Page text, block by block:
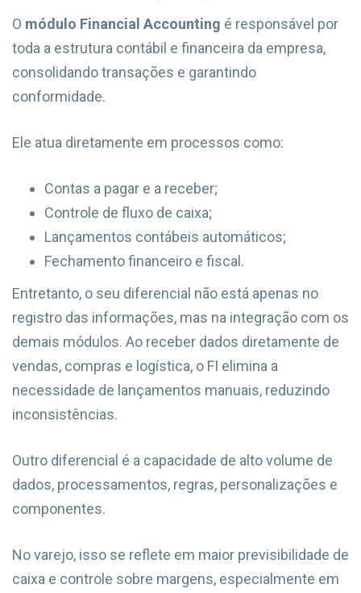
O módulo Financial Accounting é responsável por
toda a estrutura contábil e financeira da empresa,
consolidando transações e garantindo
conformidade.
Ele atua diretamente em processos como:
Contas a pagar e a receber;
Controle de fluxo de caixa;
Lançamentos contábeis automáticos;
Fechamento financeiro e fiscal.
Entretanto, o seu diferencial não está apenas no
registro das informações, mas na integração com os
demais módulos. Ao receber dados diretamente de
vendas, compras e logística, o FI elimina a
necessidade de lançamentos manuais, reduzindo
inconsistências.
Outro diferencial é a capacidade de alto volume de
dados, processamentos, regras, personalizações e
componentes.
No varejo, isso se reflete em maior previsibilidade de
caixa e controle sobre margens, especialmente em